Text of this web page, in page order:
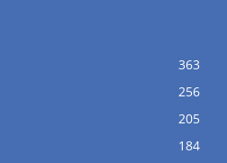
363
256
205
184